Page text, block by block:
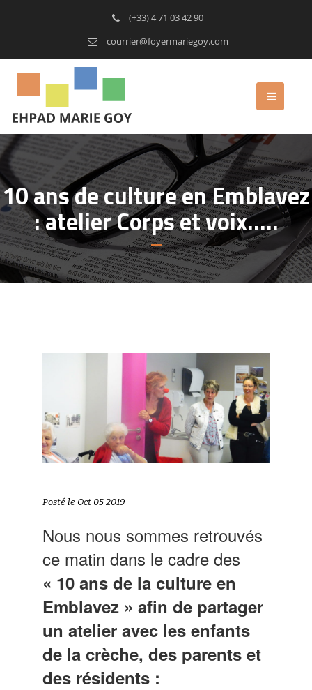
(+33) 4 71 03 42 90
courrier@foyermariegoy.com
10 ans de culture en Emblavez
: atelier Corps et voix…..
Posté le Oct 05 2019
Nous nous sommes retrouvés
ce matin dans le cadre des
« 10 ans de la culture en
Emblavez » afin de partager
un atelier avec les enfants
de la crèche, des parents et
des résidents :